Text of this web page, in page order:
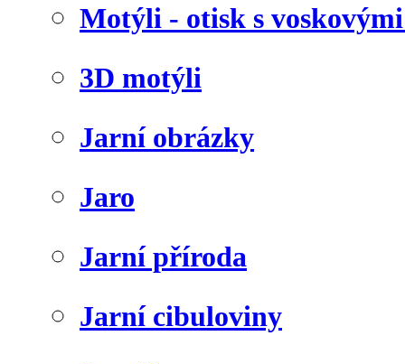
Motýli - otisk s
3D motýli
Jarní obrázky
Jaro
Jarní příroda
Jarní cibuloviny